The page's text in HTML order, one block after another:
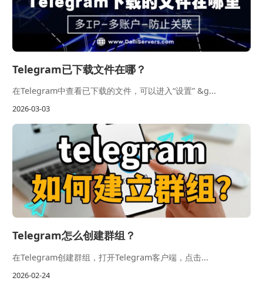
Telegram已下载文件在哪？
在Telegram中查看已下载的文件，可以进入“设置” &g...
2026-03-03
Telegram怎么创建群组？
在Telegram创建群组，打开Telegram客户端，点击...
2026-02-24